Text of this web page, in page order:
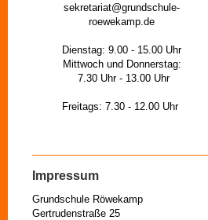
sekretariat@grundschule-
roewekamp.de
Dienstag: 9.00 - 15.00 Uhr
Mittwoch und Donnerstag:
7.30 Uhr - 13.00 Uhr
Freitags: 7.30 - 12.00 Uhr
Impressum
Grundschule Röwekamp
Gertrudenstraße 25